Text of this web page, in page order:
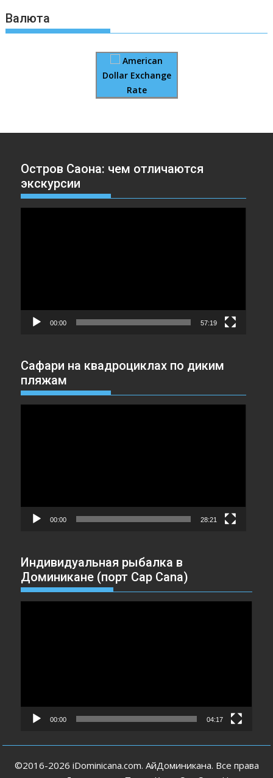
Валюта
American
Dollar Exchange
Rate
Остров Саона: чем отличаются
экскурсии
00:00 57:19
Сафари на квадроциклах по диким
пляжам
00:00 28:21
Индивидуальная рыбалка в
Доминикане (порт Cap Cana)
00:00 04:17
©2016-2026 iDominicana.com. АйДоминикана. Все права